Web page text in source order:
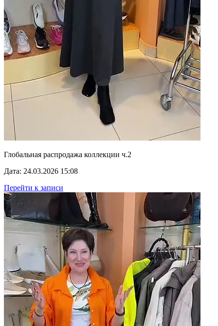
Глобальная распродажа коллекции ч.2
Дата: 24.03.2026 15:08
Перейти к записи